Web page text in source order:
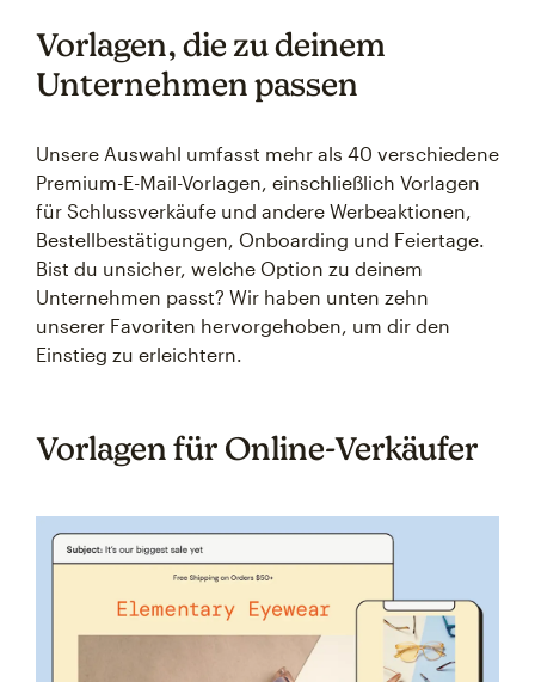
Vorlagen, die zu deinem
Unternehmen passen
Unsere Auswahl umfasst mehr als 40 verschiedene
Premium-E-Mail-Vorlagen, einschließlich Vorlagen
für Schlussverkäufe und andere Werbeaktionen,
Bestellbestätigungen, Onboarding und Feiertage.
Bist du unsicher, welche Option zu deinem
Unternehmen passt? Wir haben unten zehn
unserer Favoriten hervorgehoben, um dir den
Einstieg zu erleichtern.
Vorlagen für Online-Verkäufer